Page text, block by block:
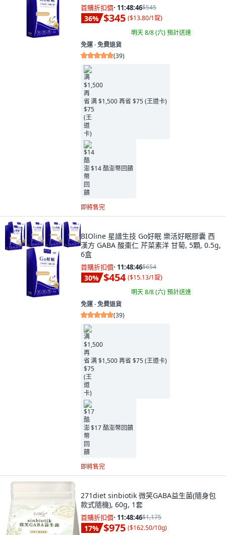
首購折扣價· 11:48:45$545
36% $345 ($13.80/1錠)
明天 8/8 (六)預計送達
免運 ∙ 免費退貨
(39)
满 $1,500 再省 $75 (王道卡)
$14 酷澎幣回饋
即將售完
BIOline 星譜生技 Go好眠 樂活好眠膠囊 西
漢方 GABA 酸棗仁 芹菜素洋 甘菊, 5顆, 0.5g,
6盒
首購折扣價· 11:48:45$654
30% $454 ($15.13/1錠)
明天 8/8 (六)預計送達
免運 ∙ 免費退貨
(39)
满 $1,500 再省 $75 (王道卡)
$17 酷澎幣回饋
即將售完
271diet sinbiotik 微笑GABA益生菌(隨身包
款式隨機), 60g, 1套
首購折扣價· 11:48:45$1,175
17% $975 ($162.50/10g)